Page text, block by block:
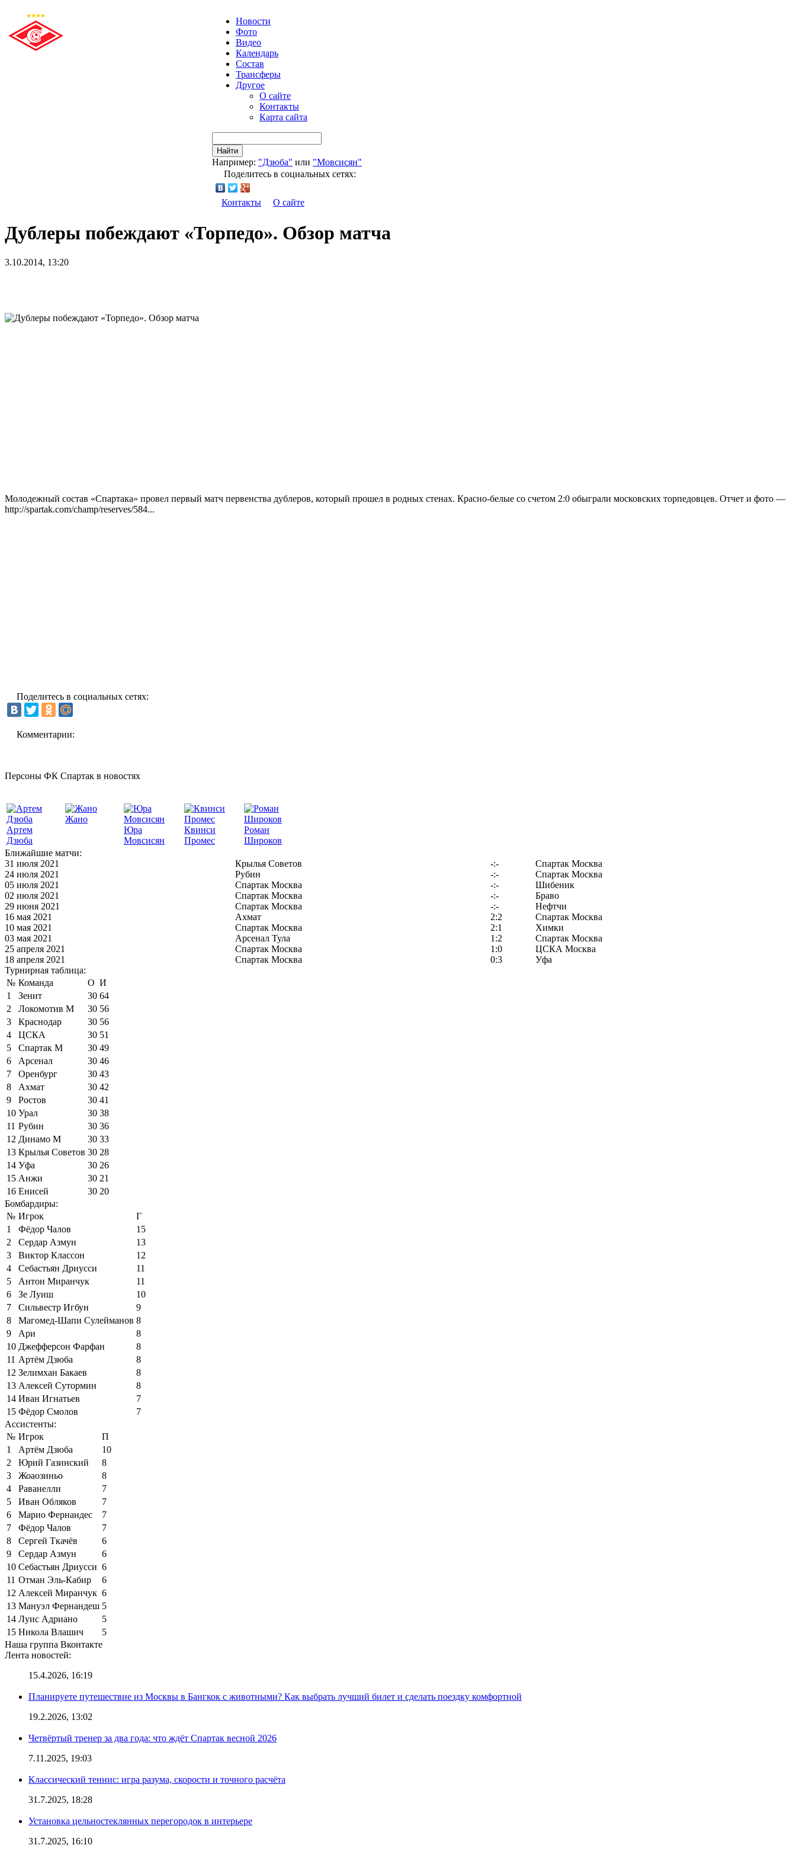
Новости
Фото
Видео
Календарь
Состав
Трансферы
Другое
О сайте
Контакты
Карта сайта
Найти
Например: "Дзюба" или "Мовсисян"
Поделитесь в социальных сетях:
Контакты О сайте
Дублеры побеждают «Торпедо». Обзор матча
3.10.2014, 13:20
Молодежный состав «Спартака» провел первый матч первенства дублеров, который прошел в родных стенах. Красно-белые со счетом 2:0 обыграли московских торпедовцев. Отчет и фото —
http://spartak.com/champ/reserves/584...
Поделитесь в социальных сетях:
Комментарии:
Персоны ФК Спартак в новостях
Артем
Дзюба
Жано
Юра
Мовсисян
Квинси
Промес
Роман
Широков
Ближайшие матчи:
31 июля 2021
Крылья Советов -:-
Спартак Москва
24 июля 2021
Рубин -:-
Спартак Москва
05 июля 2021
Спартак Москва -:-
Шибеник
02 июля 2021
Спартак Москва -:-
Браво
29 июня 2021
Спартак Москва -:-
Нефтчи
16 мая 2021
Ахмат 2:2
Спартак Москва
10 мая 2021
Спартак Москва 2:1
Химки
03 мая 2021
Арсенал Тула 1:2
Спартак Москва
25 апреля 2021
Спартак Москва 1:0
ЦСКА Москва
18 апреля 2021
Спартак Москва 0:3
Уфа
Турнирная таблица:
№ Команда О И
1
Зенит 30 64
2
Локомотив М 30 56
3
Краснодар 30 56
4
ЦСКА 30 51
5
Спартак М 30 49
6
Арсенал 30 46
7
Оренбург 30 43
8
Ахмат 30 42
9
Ростов 30 41
10 Урал 30 38
11 Рубин 30 36
12 Динамо М 30 33
13 Крылья Советов 30 28
14 Уфа 30 26
15 Анжи 30 21
16 Енисей 30 20
Бомбардиры:
№ Игрок
Г
1
Фёдор Чалов
15
2
Сердар Азмун
13
3
Виктор Классон
12
4
Себастьян Дриусси
11
5
Антон Миранчук
11
6
Зе Луиш
10
7
Сильвестр Игбун
9
8
Магомед-Шапи Сулейманов 8
9
Ари
8
10 Джефферсон Фарфан
8
11 Артём Дзюба
8
12 Зелимхан Бакаев
8
13 Алексей Сутормин
8
14 Иван Игнатьев
7
15 Фёдор Смолов
7
Ассистенты:
№ Игрок
П
1
Артём Дзюба
10
2
Юрий Газинский
8
3
Жоаозиньо
8
4
Раванелли
7
5
Иван Обляков
7
6
Марио Фернандес
7
7
Фёдор Чалов
7
8
Сергей Ткачёв
6
9
Сердар Азмун
6
10 Себастьян Дриусси 6
11 Отман Эль-Кабир
6
12 Алексей Миранчук 6
13 Мануэл Фернандеш 5
14 Луис Адриано
5
15 Никола Влашич
5
Наша группа Вконтакте
Лента новостей:
15.4.2026, 16:19
Планируете путешествие из Москвы в Бангкок с животными? Как выбрать лучший билет и сделать поездку комфортной
19.2.2026, 13:02
Четвёртый тренер за два года: что ждёт Спартак весной 2026
7.11.2025, 19:03
Классический теннис: игра разума, скорости и точного расчёта
31.7.2025, 18:28
Установка цельностеклянных перегородок в интерьере
31.7.2025, 16:10